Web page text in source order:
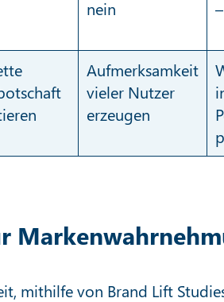
nein –
Aufmerksamkeit
vieler Nutzer
erzeugen
mithilfe von Brand Lift